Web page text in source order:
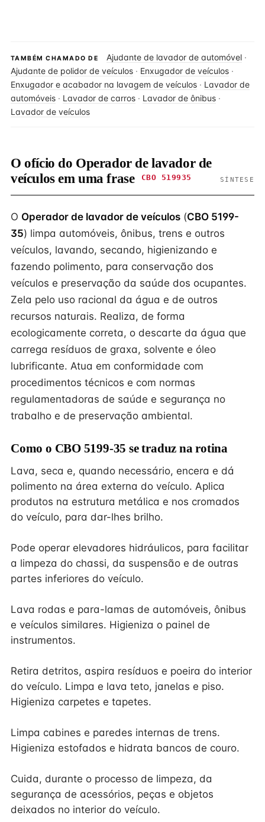
TAMBÉM CHAMADO DE Ajudante de lavador de automóvel ·
Ajudante de polidor de veículos · Enxugador de veículos ·
Enxugador e acabador na lavagem de veículos · Lavador de
automóveis · Lavador de carros · Lavador de ônibus ·
Lavador de veículos
O ofício do Operador de lavador de
veículos em uma frase
CBO 519935 SÍNTESE
O Operador de lavador de veículos (CBO 5199-
35) limpa automóveis, ônibus, trens e outros
veículos, lavando, secando, higienizando e
fazendo polimento, para conservação dos
veículos e preservação da saúde dos ocupantes.
Zela pelo uso racional da água e de outros
recursos naturais. Realiza, de forma
ecologicamente correta, o descarte da água que
carrega resíduos de graxa, solvente e óleo
lubrificante. Atua em conformidade com
procedimentos técnicos e com normas
regulamentadoras de saúde e segurança no
trabalho e de preservação ambiental.
Como o CBO 5199-35 se traduz na rotina
Lava, seca e, quando necessário, encera e dá
polimento na área externa do veículo. Aplica
produtos na estrutura metálica e nos cromados
do veículo, para dar-lhes brilho.
Pode operar elevadores hidráulicos, para facilitar
a limpeza do chassi, da suspensão e de outras
partes inferiores do veículo.
Lava rodas e para-lamas de automóveis, ônibus
e veículos similares. Higieniza o painel de
instrumentos.
Retira detritos, aspira resíduos e poeira do interior
do veículo. Limpa e lava teto, janelas e piso.
Higieniza carpetes e tapetes.
Limpa cabines e paredes internas de trens.
Higieniza estofados e hidrata bancos de couro.
Cuida, durante o processo de limpeza, da
segurança de acessórios, peças e objetos
deixados no interior do veículo.